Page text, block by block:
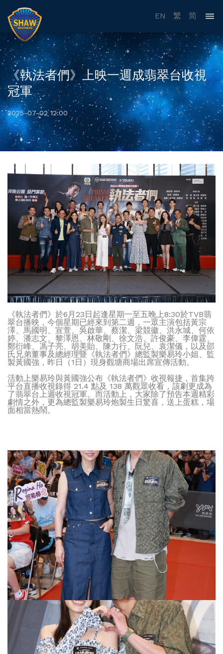
EN 繁 简
《執法者們》上映一週成翡翠台收視
冠軍
2025-07-02 12:00
《執法者們》於6月23日起逢星期一至五晚上8:30於TVB翡
翠台播映，今個星期已經來到第二週，一眾主演包括黃宗
澤、馬國明、宣萱、吳啟華、蔡潔、梁競徽、洪永城、何依
婷、潘志文、黎澤恩、林敬剛、徐文浩、許俊豪、李偉霆、
鄭衍峰、馮子亮、胡美貽、陳力行、阮兒、袁潔儀，以及邵
氏兄弟董事及總經理暨《執法者們》總監製樂易玲小姐、監
製黃國強，昨日（1日）現身觀塘商場出席宣傳活動。
活動上樂易玲與黃國強公布《執法者們》收視報捷，首集跨
平台直播收視錄得 21.4 點及 138 萬觀眾收看，該劇更成為
了翡翠台上週收視冠軍。而活動上，大家除了預告本週精彩
劇情之外，更為總監製樂易玲炮製生日驚喜，送上蛋糕，場
面相當熱鬧。